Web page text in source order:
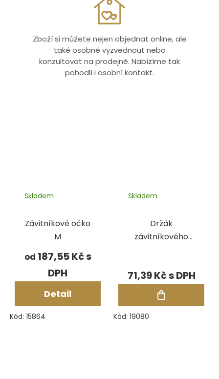
Zboží si můžete nejen objednat online, ale
také osobně vyzvednout nebo
konzultovat na prodejně. Nabízíme tak
pohodlí i osobní kontakt.
Závitníkové očko
M
Skladem
od 187,55 Kč
Detail
Kód: 15864
Držák
závitníkového
Skladem
71,39 Kč
Kód: 19080